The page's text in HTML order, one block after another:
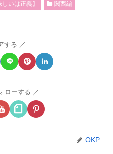
しいは正義】
関西編
する
ローする
OKP